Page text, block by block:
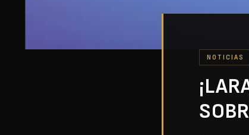
NOTICIAS